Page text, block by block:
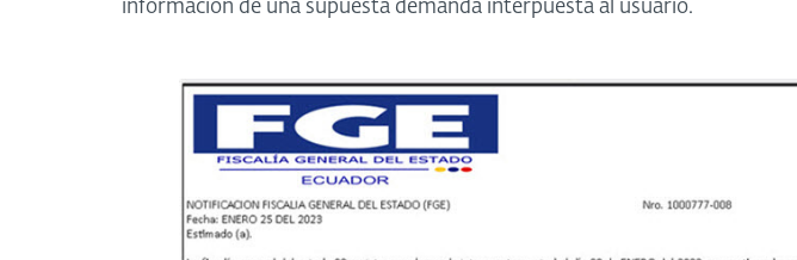
información de una supuesta demanda interpuesta al usuario.